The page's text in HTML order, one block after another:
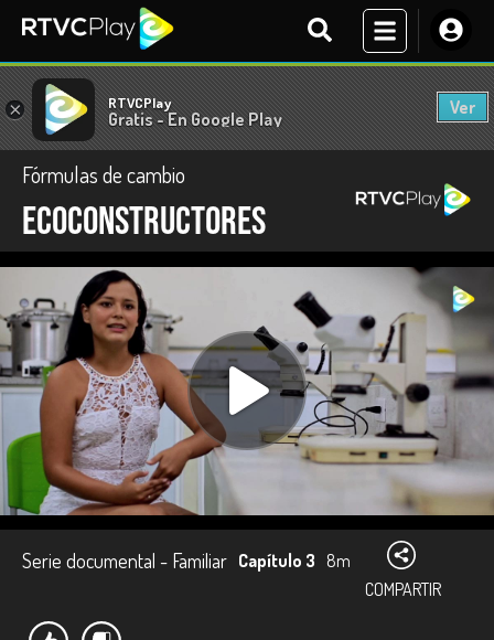
× RTVCPlay
Gratis - En Google Play
Ver
Fórmulas de cambio
Ecoconstructores
Serie documental - Familiar Capítulo 3 8m
COMPARTIR